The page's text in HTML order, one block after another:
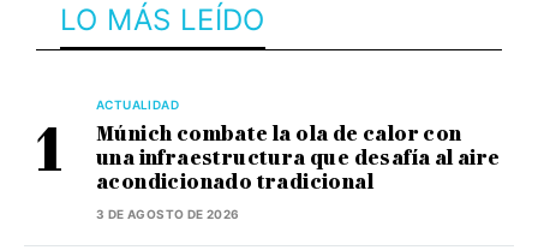
LO MÁS LEÍDO
ACTUALIDAD
Múnich combate la ola de calor con
una infraestructura que desafía al aire
acondicionado tradicional
3 DE AGOSTO DE 2026